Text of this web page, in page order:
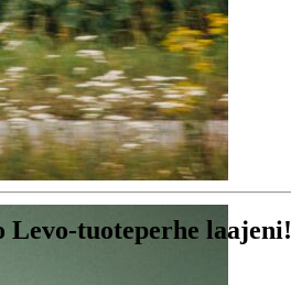
Levo-tuoteperhe laajeni!